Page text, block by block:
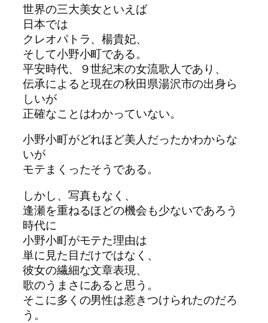
世界の三大美女といえば
日本では
クレオパトラ、楊貴妃、
そして小野小町である。
平安時代、９世紀末の女流歌人であり、
伝承によると現在の秋田県湯沢市の出身ら
しいが
正確なことはわかっていない。
小野小町がどれほど美人だったかわからな
いが
モテまくったそうである。
しかし、写真もなく、
逢瀬を重ねるほどの機会も少ないであろう
時代に
小野小町がモテた理由は
単に見た目だけではなく、
彼女の繊細な文章表現、
歌のうまさにあると思う。
そこに多くの男性は惹きつけられたのだろ
う。